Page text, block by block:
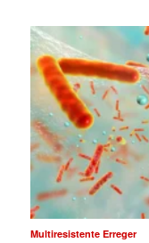
Multiresistente Erreger